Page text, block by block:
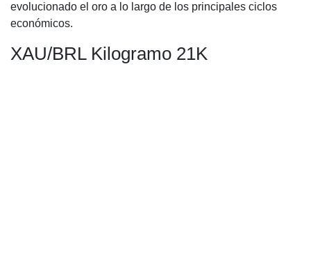
evolucionado el oro a lo largo de los principales ciclos
económicos.
XAU/BRL Kilogramo 21K